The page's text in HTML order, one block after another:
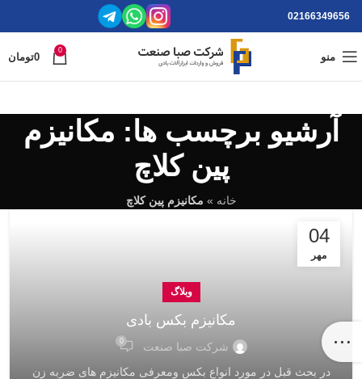
02166349656
منو
0
0تومان
آرشیو برچسب ها: مکانیزم
پین کلاچ
خانه » مکانیزم پین کلاچ
04
مهر
وبلاگ
مکانیزم بکس بادی
شرکت صبا صنعت 0
در بحث قبل در مورد انواع بکس ومعرفی مکانیزم های ضربه زن